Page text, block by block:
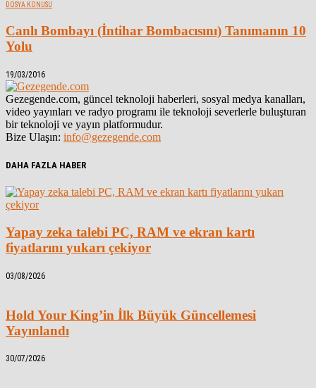
DOSYA KONUSU
Canlı Bombayı (İntihar Bombacısını) Tanımanın 10
Yolu
19/03/2016
Gezegende.com, güncel teknoloji haberleri, sosyal medya kanalları,
video yayınları ve radyo programı ile teknoloji severlerle buluşturan
bir teknoloji ve yayın platformudur.
Bize Ulaşın: info@gezegende.com
DAHA FAZLA HABER
Yapay zeka talebi PC, RAM ve ekran kartı
fiyatlarını yukarı çekiyor
03/08/2026
Hold Your King’in İlk Büyük Güncellemesi
Yayınlandı
30/07/2026